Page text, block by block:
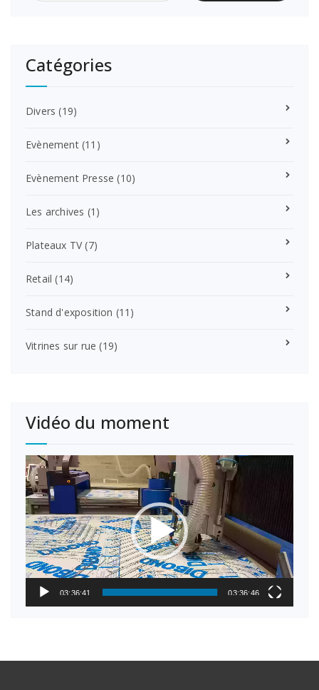
Catégories
Divers (19)
Evènement(11)
Evènement Presse (10)
Les archives (1)
Plateaux TV(7)
Retail (14)
Stand d'exposition (11)
Vitrines sur rue (19)
Vidéo du moment
Lecteur
vidéo
03:36:41 03:36:46